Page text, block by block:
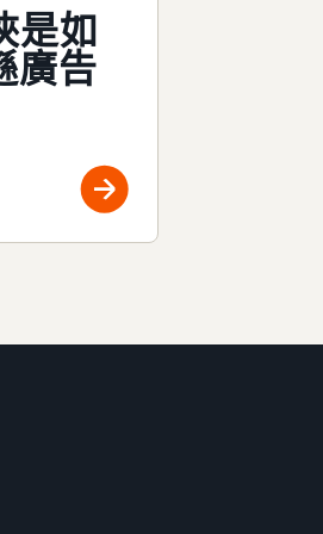
是如
廣告